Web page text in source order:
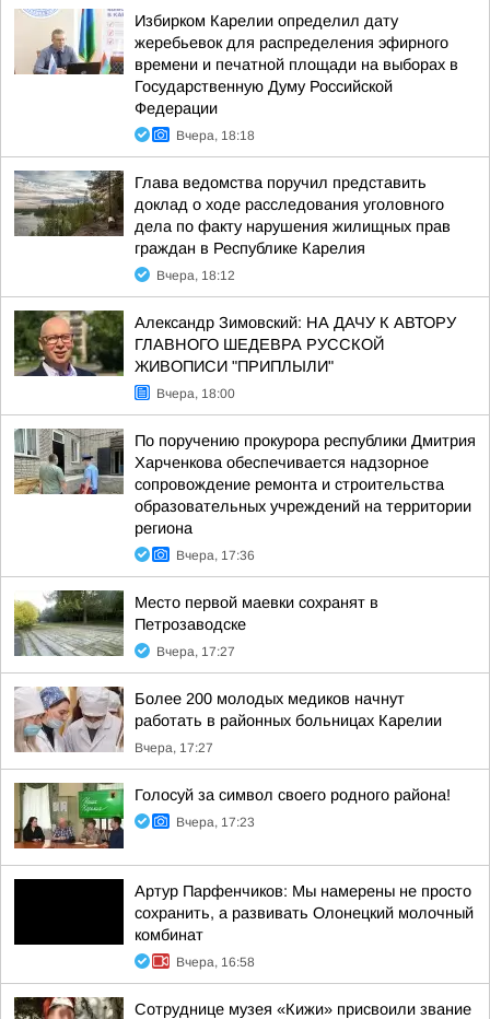
Избирком Карелии определил дату
жеребьевок для распределения эфирного
времени и печатной площади на выборах в
Государственную Думу Российской
Федерации
Вчера, 18:18
Глава ведомства поручил представить
доклад о ходе расследования уголовного
дела по факту нарушения жилищных прав
граждан в Республике Карелия
Вчера, 18:12
Александр Зимовский: НА ДАЧУ К АВТОРУ
ГЛАВНОГО ШЕДЕВРА РУССКОЙ
ЖИВОПИСИ "ПРИПЛЫЛИ"
Вчера, 18:00
По поручению прокурора республики Дмитрия
Харченкова обеспечивается надзорное
сопровождение ремонта и строительства
образовательных учреждений на территории
региона
Вчера, 17:36
Место первой маевки сохранят в
Петрозаводске
Вчера, 17:27
Более 200 молодых медиков начнут
работать в районных больницах Карелии
Вчера, 17:27
Голосуй за символ своего родного района!
Вчера, 17:23
Артур Парфенчиков: Мы намерены не просто
сохранить, а развивать Олонецкий молочный
комбинат
Вчера, 16:58
Сотруднице музея «Кижи» присвоили звание